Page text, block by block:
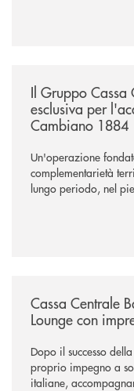
Il Gruppo Cassa
esclusiva per
Cambiano 1884
Un'operazione
complementarietà
lungo periodo, nel
negoziazione
Cassa Centrale
Lounge con
Dopo il successo
proprio impegno a
italiane,